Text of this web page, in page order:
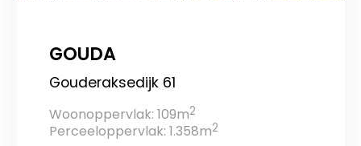
GOUDA
Gouderaksedijk 61
Woonoppervlak: 109m2
Perceeloppervlak: 1.358m2